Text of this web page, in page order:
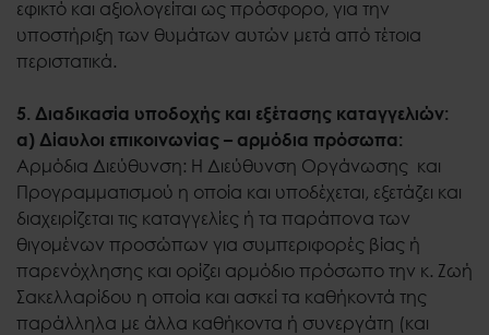
εφικτό και αξιολογείται ως πρόσφορο, για την
υποστήριξη των θυμάτων αυτών μετά από τέτοια
περιστατικά.
5. Διαδικασία υποδοχής και εξέτασης καταγγελιών:
α) Δίαυλοι επικοινωνίας – αρμόδια πρόσωπα:
Αρμόδια Διεύθυνση: Η Διεύθυνση Οργάνωσης και
Προγραμματισμού η οποία και υποδέχεται, εξετάζει και
διαχειρίζεται τις καταγγελίες ή τα παράπονα των
θιγομένων προσώπων για συμπεριφορές βίας ή
παρενόχλησης και ορίζει αρμόδιο πρόσωπο την κ. Ζωή
Σακελλαρίδου η οποία και ασκεί τα καθήκοντά της
παράλληλα με άλλα καθήκοντα ή συνεργάτη (και